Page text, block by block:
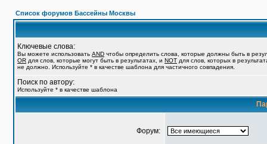
Список форумов Бассейны Москвы
Ключевые слова:
Вы можете использовать AND чтобы определить слова, которые должны быть в
OR для слов, которые могут быть в результатах, и NOT для слов, которых в
не должно. Используйте * в качестве шаблона для частичного совпадения.
Поиск по автору:
Используйте * в качестве шаблона
Форум: